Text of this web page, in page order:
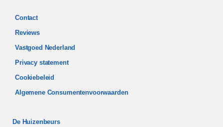
Contact
Reviews
Vastgoed Nederland
Privacy statement
Cookiebeleid
Algemene Consumentenvoorwaarden
De Huizenbeurs